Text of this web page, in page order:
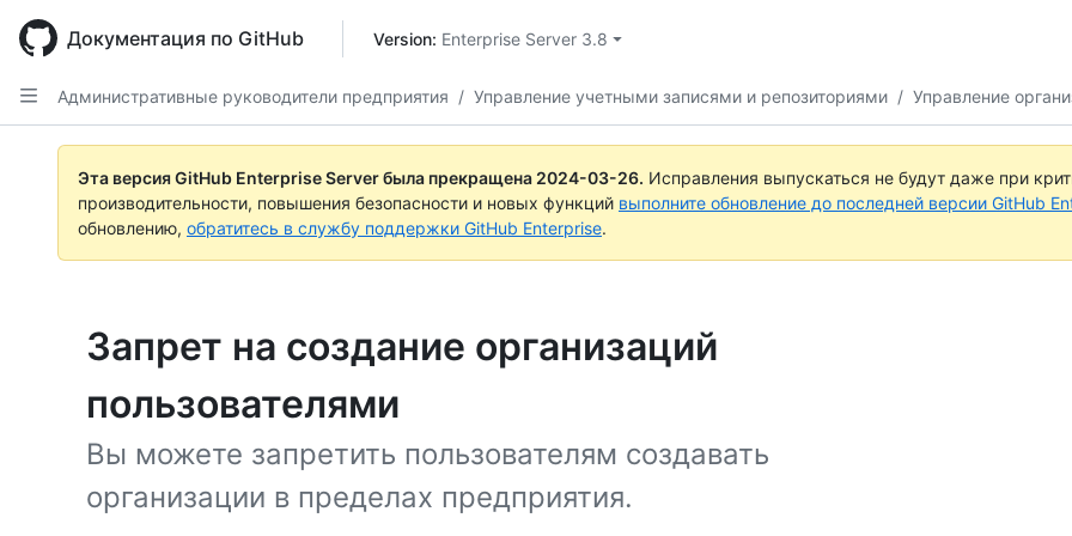
main
content
Документация по GitHub Version: Enterprise Server 3.8
Административные руководители предприятия / Управление учетными записями и репозиториями / Управление
Эта версия GitHub Enterprise Server была прекращена 2024-03-26. Исправления выпускаться не будут даже при
производительности, повышения безопасности и новых функций выполните обновление до последней версии GitHub
обновлению, обратитесь в службу поддержки GitHub Enterprise.
Запрет на создание организаций
пользователями
Вы можете запретить пользователям создавать
организации в пределах предприятия.